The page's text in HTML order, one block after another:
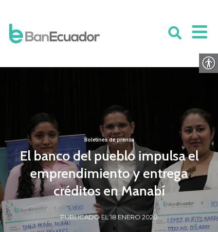
Boletines de prensa
El banco del pueblo impulsa el
emprendimiento y entrega
créditos en Manabí
PUBLICADO EL 18 ENERO 2020